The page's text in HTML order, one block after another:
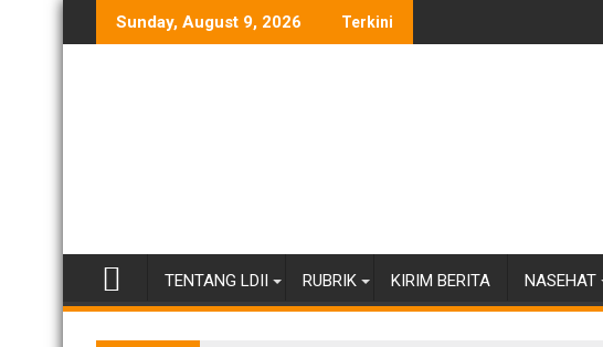
to
Sunday, August 9, 2026 Terkini
TENTANG LDII RUBRIK KIRIM BERITA NASEHAT